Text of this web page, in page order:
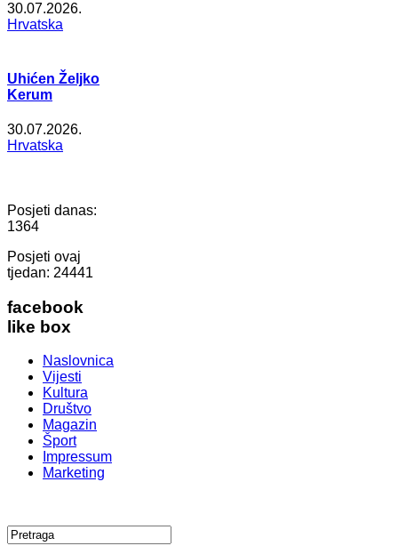
30.07.2026.
Hrvatska
Uhićen Željko
Kerum
30.07.2026.
Hrvatska
Posjeti danas:
1364
Posjeti ovaj
tjedan: 24441
facebook
like box
Naslovnica
Vijesti
Kultura
Društvo
Magazin
Šport
Impressum
Marketing